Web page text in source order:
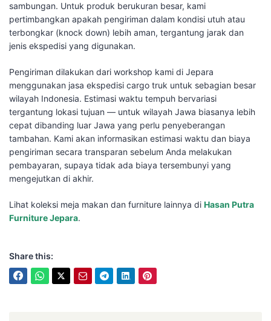
sambungan. Untuk produk berukuran besar, kami
pertimbangkan apakah pengiriman dalam kondisi utuh atau
terbongkar (knock down) lebih aman, tergantung jarak dan
jenis ekspedisi yang digunakan.
Pengiriman dilakukan dari workshop kami di Jepara
menggunakan jasa ekspedisi cargo truk untuk sebagian besar
wilayah Indonesia. Estimasi waktu tempuh bervariasi
tergantung lokasi tujuan — untuk wilayah Jawa biasanya lebih
cepat dibanding luar Jawa yang perlu penyeberangan
tambahan. Kami akan informasikan estimasi waktu dan biaya
pengiriman secara transparan sebelum Anda melakukan
pembayaran, supaya tidak ada biaya tersembunyi yang
mengejutkan di akhir.
Lihat koleksi meja makan dan furniture lainnya di Hasan Putra
Furniture Jepara.
Share this: